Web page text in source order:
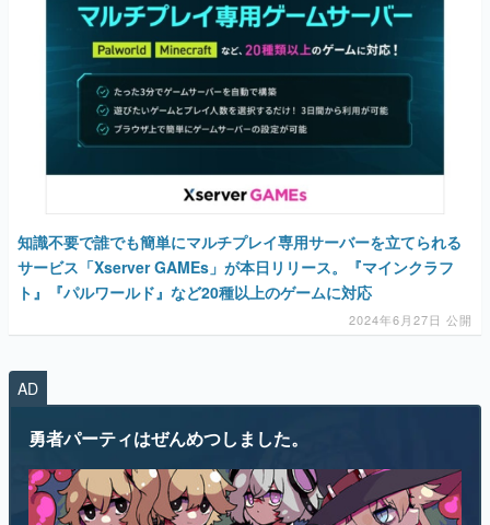
知識不要で誰でも簡単にマルチプレイ専用サーバーを立てられる
サービス「Xserver GAMEs」が本日リリース。『マインクラフ
ト』『パルワールド』など20種以上のゲームに対応
2024年6月27日 公開
AD
勇者パーティはぜんめつしました。